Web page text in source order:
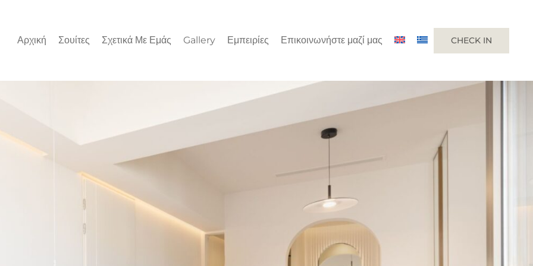
Αρχική Σουίτες Σχετικά Με Εμάς Gallery Εμπειρίες Επικοινωνήστε μαζί μας CHECK IN